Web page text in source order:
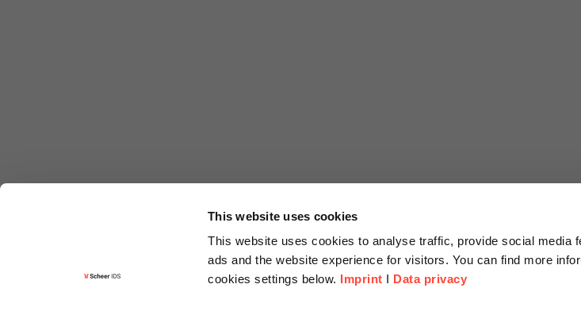
This website uses cookies
This website uses cookies to analyse traffic, provide social media
ads and the website experience for visitors. You can find more
cookies settings below. Imprint I Data privacy